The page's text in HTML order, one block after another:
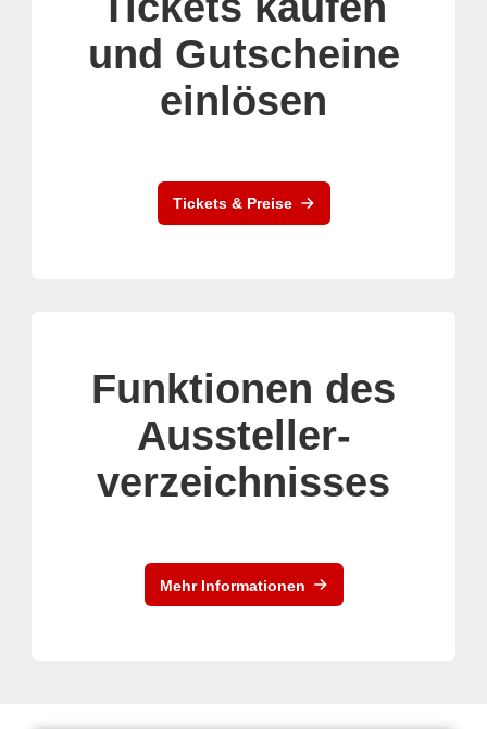
und Gutscheine
einlösen
Tickets & Preise
Funktionen des
Aussteller-
verzeichnisses
Mehr Informationen